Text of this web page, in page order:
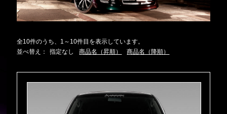
全10件のうち、1～10件目を表示しています。
並べ替え：
指定なし 商品名（昇順） 商品名（降順）